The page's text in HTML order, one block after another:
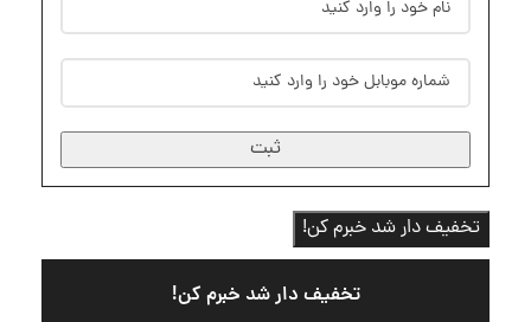
ثبت
تخفیف دار شد خبرم کن!
تخفیف دار شد خبرم کن!